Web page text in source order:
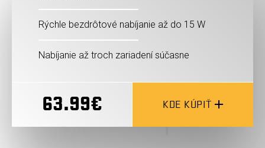
Rýchle bezdrôtové nabíjanie až do 15 W
Nabíjanie až troch zariadení súčasne
63.99€ KDE KÚPIŤ